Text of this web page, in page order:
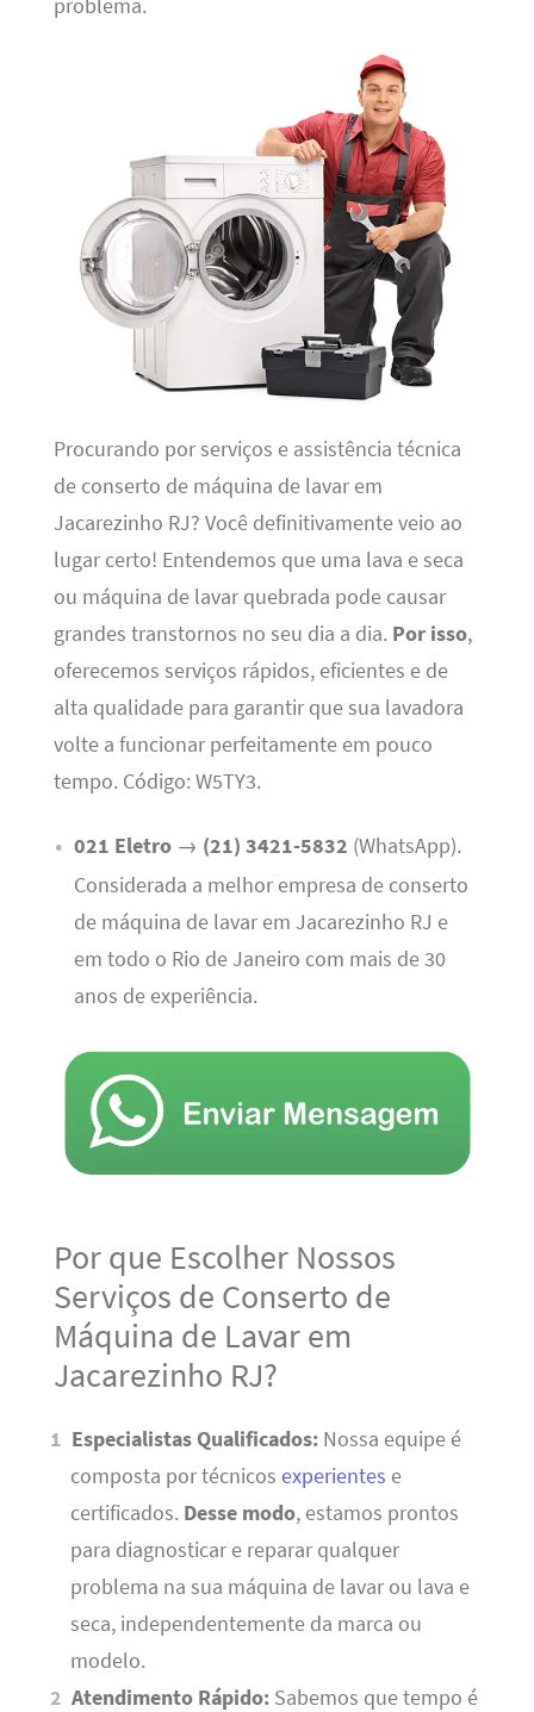
problema.
Procurando por serviços e assistência técnica
de conserto de máquina de lavar em
Jacarezinho RJ? Você definitivamente veio ao
lugar certo! Entendemos que uma lava e seca
ou máquina de lavar quebrada pode causar
grandes transtornos no seu dia a dia. Por isso,
oferecemos serviços rápidos, eficientes e de
alta qualidade para garantir que sua lavadora
volte a funcionar perfeitamente em pouco
tempo. Código: W5TY3.
021 Eletro→ (21) 3421-5832 (WhatsApp).
Considerada a melhor empresa de conserto
de máquina de lavar em Jacarezinho RJ e
em todo o Rio de Janeiro com mais de 30
anos de experiência.
Por que Escolher Nossos
Serviços de Conserto de
Máquina de Lavar em
Jacarezinho RJ?
Especialistas Qualificados: Nossa equipe é
composta por técnicos experientes e
certificados. Desse modo, estamos prontos
para diagnosticar e reparar qualquer
problema na sua máquina de lavar ou lava e
seca, independentemente da marca ou
modelo.
Atendimento Rápido: Sabemos que tempo é